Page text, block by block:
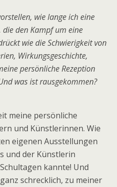
wie lange ich eine
den Kampf um eine
wie die Schwierigkeit von
Wirkungsgeschichte,
persönliche Rezeption
was ist rausgekommen?
meine persönliche
und Künstlerinnen. Wie
eigenen Ausstellungen
und der Künstlerin
kannte! Und
schrecklich, zu meiner